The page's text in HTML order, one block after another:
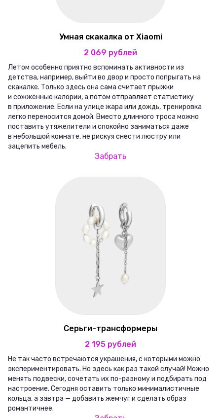
Умная скакалка от Xiaomi
2 069 рублей
Летом особенно приятно вспоминать активности из
детства, например, выйти во двор и просто попрыгать на
скакалке. Только здесь она сама считает прыжки
и сожжённые калории, а потом отправляет статистику
в приложение. Если на улице жара или дождь, тренировка
легко переносится домой. Вместо длинного троса можно
поставить утяжелители и спокойно заниматься даже
в небольшой комнате, не рискуя снести люстру или
зацепить мебель.
Забрать
Серьги-трансформеры
2 195 рублей
Не так часто встречаются украшения, с которыми можно
экспериментировать. Но здесь как раз такой случай! Можно
менять подвески, сочетать их по-разному и подбирать под
настроение. Сегодня оставить только минималистичные
кольца, а завтра — добавить жемчуг и сделать образ
романтичнее.